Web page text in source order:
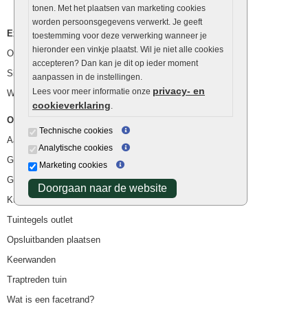
tonen. Met het plaatsen van marketing cookies
worden persoonsgegevens verwerkt. Je geeft
toestemming voor deze verwerking wanneer je
hieronder een vinkje plaatst. Wil je niet alle cookies
accepteren? Dan kan je dit op ieder moment
aanpassen in de instellingen.
Lees voor meer informatie onze privacy- en
cookieverklaring
Technische cookies
Analytische cookies
Marketing cookies
Doorgaan naar de website
Extra benodigdheden
Ophoogzand
Siergrind en siersplit
Waterafvoer
Overig
Aanbiedingen
Goedkope bestrating
Goedkope tuintegels
Kunstgras
Tuintegels outlet
Opsluitbanden plaatsen
Keerwanden
Traptreden tuin
Wat is een facetrand?